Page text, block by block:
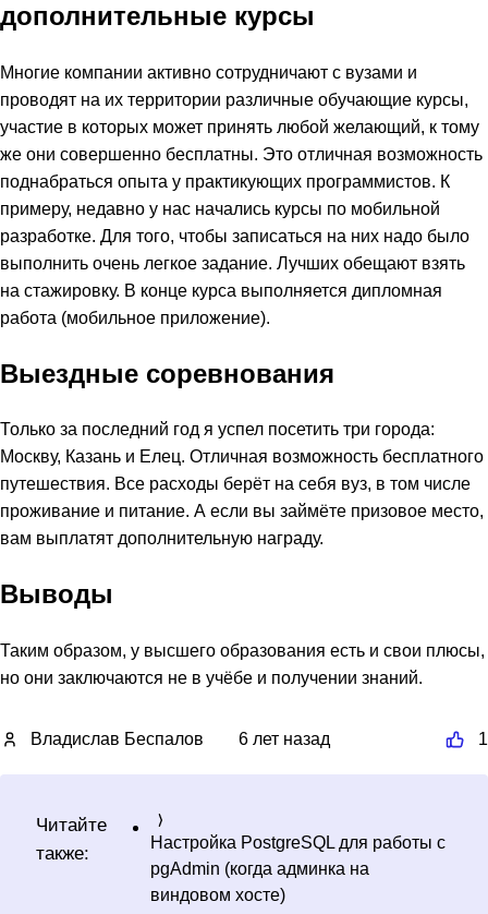
дополнительные курсы
Многие компании активно сотрудничают с вузами и
проводят на их территории различные обучающие курсы,
участие в которых может принять любой желающий, к тому
же они совершенно бесплатны. Это отличная возможность
поднабраться опыта у практикующих программистов. К
примеру, недавно у нас начались курсы по мобильной
разработке. Для того, чтобы записаться на них надо было
выполнить очень легкое задание. Лучших обещают взять
на стажировку. В конце курса выполняется дипломная
работа (мобильное приложение).
Выездные соревнования
Только за последний год я успел посетить три города:
Москву, Казань и Елец. Отличная возможность бесплатного
путешествия. Все расходы берёт на себя вуз, в том числе
проживание и питание. А если вы займёте призовое место,
вам выплатят дополнительную награду.
Выводы
Таким образом, у высшего образования есть и свои плюсы,
но они заключаются не в учёбе и получении знаний.
Владислав Беспалов 6 лет назад 1
Читайте
также:
Настройка PostgreSQL для работы с
pgAdmin (когда админка на
виндовом хосте)